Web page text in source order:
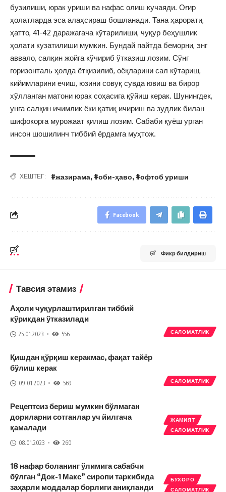
бузилиши, юрак уриши ва нафас олиш кучаяди. Оғир
ҳолатларда эса алаҳсираш бошланади. Тана ҳарорати,
ҳатто, 41-42 даражагача кўтарилиши, чуқур беҳушлик
ҳолати кузатилиши мумкин. Бундай пайтда беморни, энг
аввало, салқин жойга кўчириб ўтказиш лозим. Сўнг
горизонталь ҳолда ётқизилиб, оёқларини сал кўтариш,
кийимларини ечиш, юзини совуқ сувда ювиш ва бирор
хўлланган матони юрак соҳасига қўйиш керак. Шунингдек,
унга салқин ичимлик ёки қатиқ ичириш ва зудлик билан
шифокорга мурожаат қилиш лозим. Сабаби қуёш урган
инсон шошилинч тиббий ёрдамга муҳтож.
ХЕШТЕГ: #жазирама, #оби-ҳаво, #офтоб уриши
Facebook
Фикр билдириш
Тавсия этамиз
САЛОМАТЛИК
Аҳоли чуқурлаштирилган тиббий
кўрикдан ўтказилади
25.01.2023 556
САЛОМАТЛИК
Қишдан қўрқиш керакмас, фақат тайёр
бўлиш керак
09.01.2023 569
ЖАМИЯТ
САЛОМАТЛИК
Рецептсиз бериш мумкин бўлмаган
дориларни сотганлар уч йилгача
қамалади
08.01.2023 260
БУХОРО
САЛОМАТЛИК
18 нафар боланинг ўлимига сабабчи
бўлган “Док-1 Макс” сиропи таркибида
заҳарли моддалар борлиги аниқланди